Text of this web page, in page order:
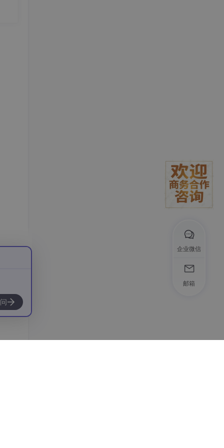
请求ID} 【系统架构】 前端 → API网关 → 订单服务（ Java/
企业微信
邮箱